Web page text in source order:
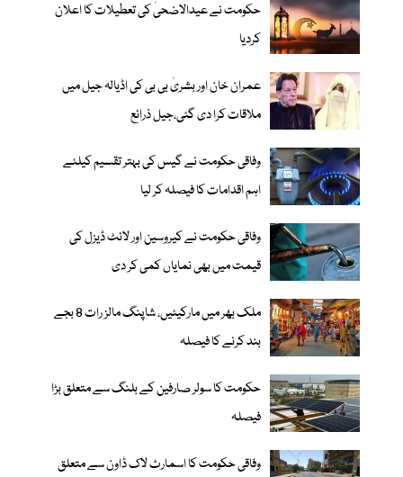
حکومت نے عیدالاضحیٰ کی تعطیلات کا اعلان
کردیا
عمران خان اور بشریٰ بی بی کی اڈیالہ جیل میں
ملاقات کرا دی گئی،جیل ذرائع
وفاقی حکومت نے گیس کی بہتر تقسیم کیلئے
اہم اقدامات کا فیصلہ کر لیا
وفاقی حکومت نے کیروسین اور لائٹ ڈیزل کی
قیمت میں بھی نمایاں کمی کر دی
ملک بھر میں مارکیٹیں، شاپنگ مالز رات 8 بجے
بند کرنے کا فیصلہ
حکومت کا سولر صارفین کے بلنگ سے متعلق بڑا
فیصلہ
وفاقی حکومت کا اسمارٹ لاک ڈاون سے متعلق